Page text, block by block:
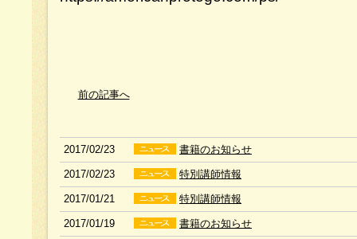
前の記事へ
2017/02/23 書籍のお知らせ
2017/02/23 特別講師情報
2017/01/21 特別講師情報
2017/01/19 書籍のお知らせ